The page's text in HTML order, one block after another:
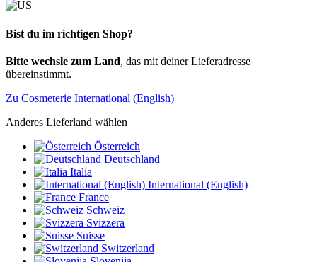
Bist du im richtigen Shop?
Bitte wechsle zum Land, das mit deiner Lieferadresse
übereinstimmt.
Zu Cosmeterie International (English)
Anderes Lieferland wählen
Österreich
Deutschland
Italia
International (English)
France
Schweiz
Svizzera
Suisse
Switzerland